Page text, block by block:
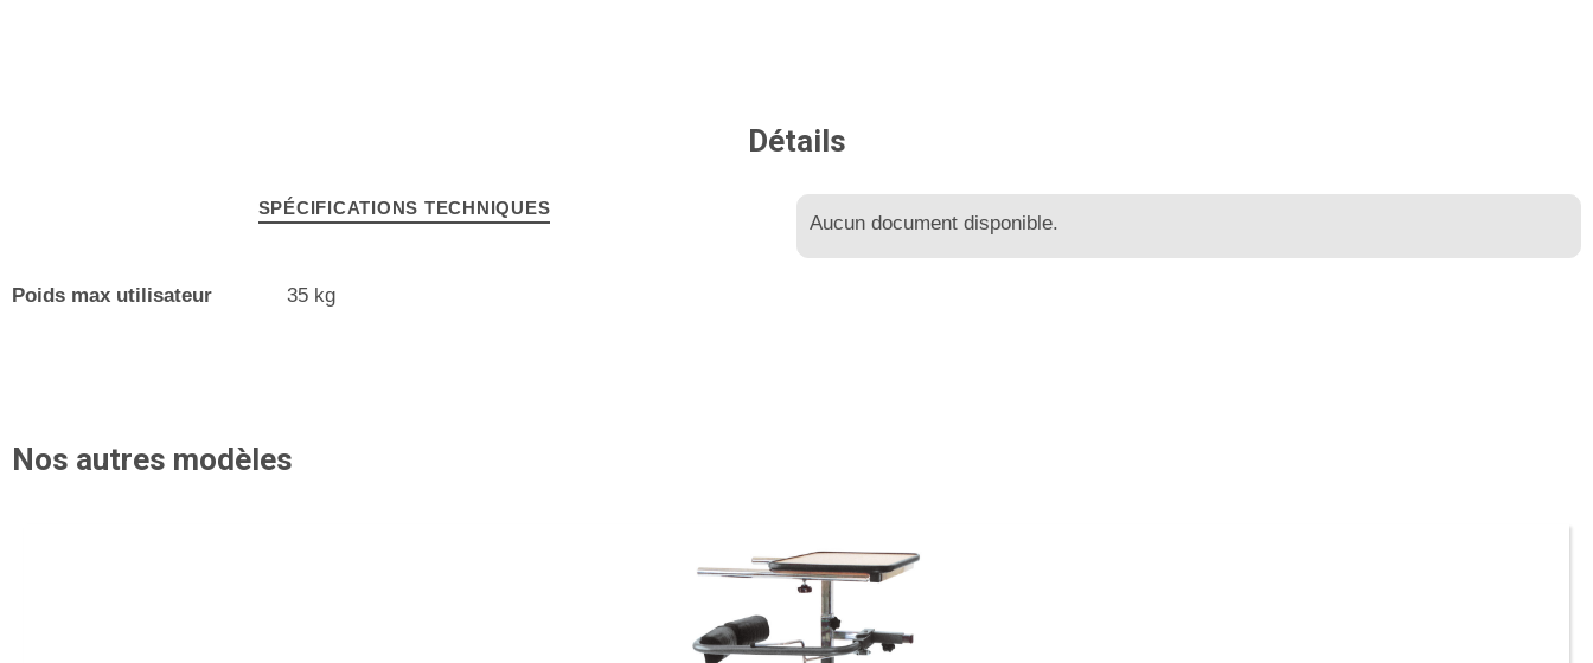
Détails
SPÉCIFICATIONS TECHNIQUES
Poids max utilisateur 35 kg
Aucun document disponible.
Nos autres modèles